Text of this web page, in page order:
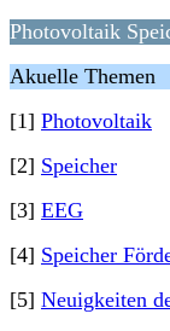
Photovoltaik
Akuelle Themen
[1] Photovoltaik
[2] Speicher
[3] EEG
[4] Speicher
[5] Neuigkeiten